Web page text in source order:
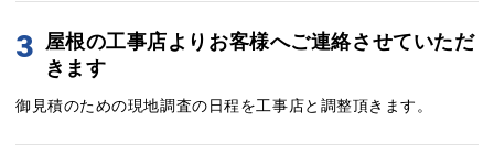
3 屋根の工事店よりお客様へご連絡させていただ
きます
御見積のための現地調査の日程を工事店と調整頂きます。